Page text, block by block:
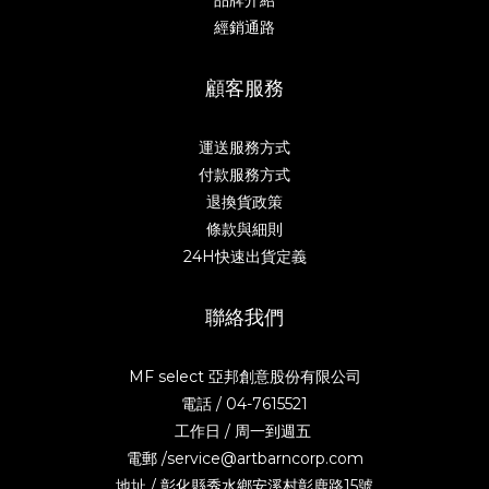
經銷通路
顧客服務
運送服務方式
付款服務方式
退換貨政策
條款與細則
24H快速出貨定義
聯絡我們
MF select 亞邦創意股份有限公司
電話 / 04-7615521
工作日 / 周一到週五
電郵 /service@artbarncorp.com